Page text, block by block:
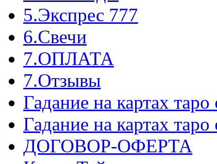
5.Экспрес 777
6.Свечи
7.ОПЛАТА
7.Отзывы
Гадание на картах
Гадание на картах
ДОГОВОР-ОФЕРТА